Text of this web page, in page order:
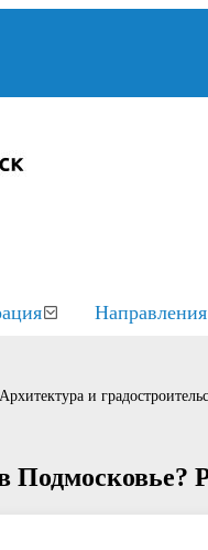
Направления
Архитектура и